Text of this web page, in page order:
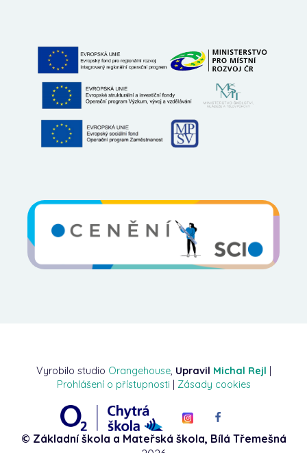
Vyrobilo studio Orangehouse, Upravil Michal Rejl |
Prohlášení o přístupnosti | Zásady cookies
© Základní škola a Mateřská škola, Bílá Třemešná